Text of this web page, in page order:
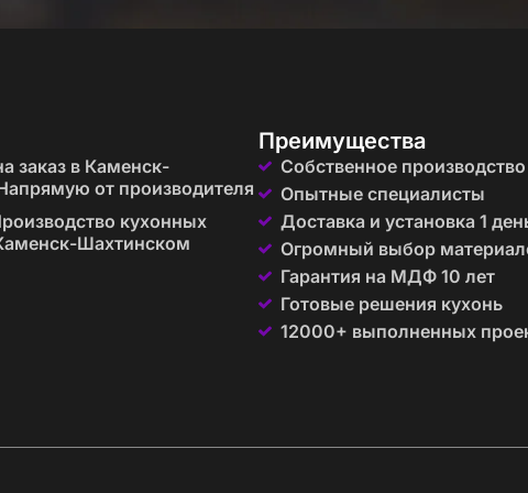
стили:
подчеркивают современный дизайн.
атмосферу уюта и романтики.
материалы дополняют светлый и воздушный
не только стильными, но и практичными:
пальцев.
и уют.
заказ в Каменск-
от производителя
кухонных
Шахтинском
Преимущества
Собственное производство
Опытные специалисты
Доставка и установка 1
Огромный выбор
Гарантия на МДФ 10 лет
Готовые решения кухонь
12000+ выполненных